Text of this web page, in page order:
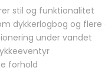
stil og funktionalitet
dykkerlogbog og flere
under vandet
forhold